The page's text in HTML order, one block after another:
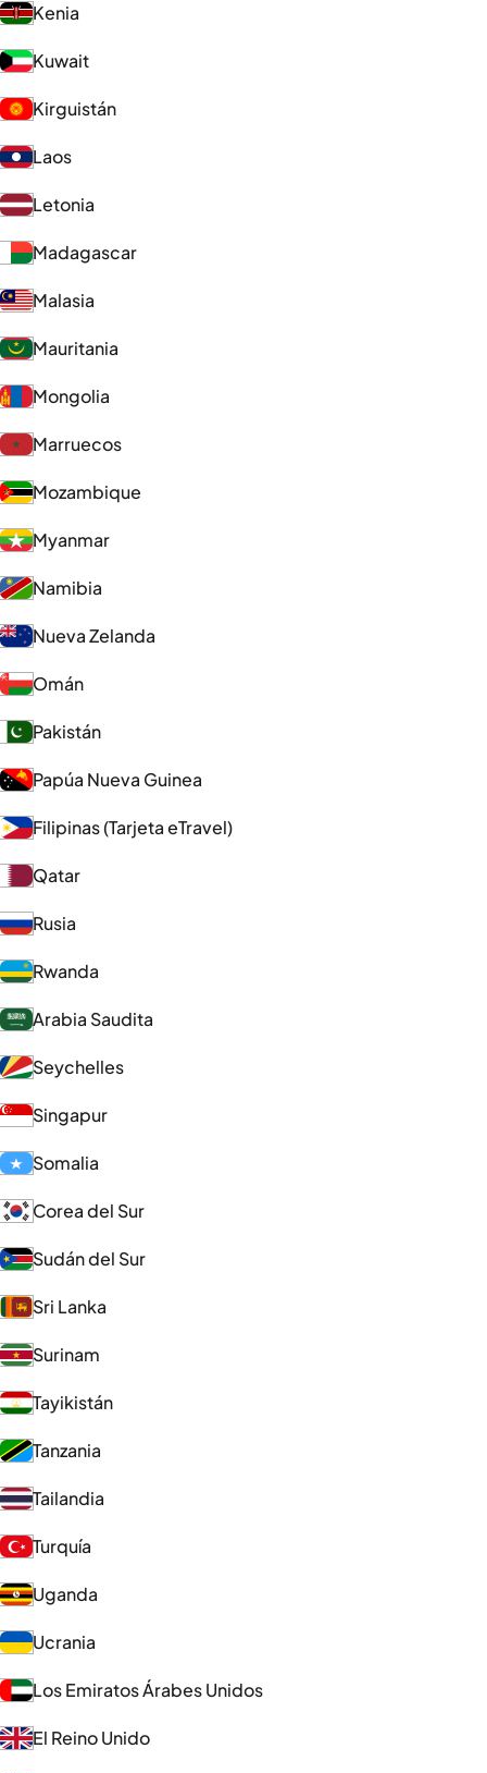
Kenia
Kuwait
Kirguistán
Laos
Letonia
Madagascar
Malasia
Mauritania
Mongolia
Marruecos
Mozambique
Myanmar
Namibia
Nueva Zelanda
Omán
Pakistán
Papúa Nueva Guinea
Filipinas (Tarjeta eTravel)
Qatar
Rusia
Rwanda
Arabia Saudita
Seychelles
Singapur
Somalia
Corea del Sur
Sudán del Sur
Sri Lanka
Surinam
Tayikistán
Tanzania
Tailandia
Turquía
Uganda
Ucrania
Los Emiratos Árabes Unidos
El Reino Unido